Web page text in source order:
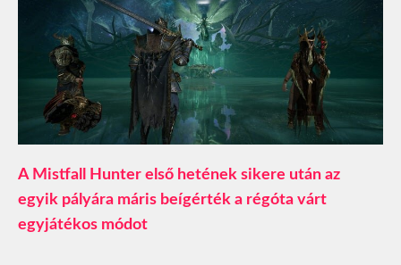
A Mistfall Hunter első hetének sikere után az
egyik pályára máris beígérték a régóta várt
egyjátékos módot